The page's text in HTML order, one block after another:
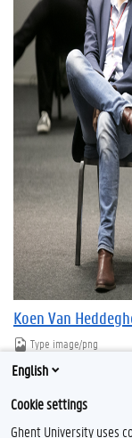
Koen Van
Type image/png
Bestandsgrootte
Download
English
Cookie settings
Ghent University uses